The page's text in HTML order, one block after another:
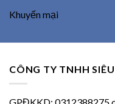
Khuyến mại
CÔNG TY TNHH